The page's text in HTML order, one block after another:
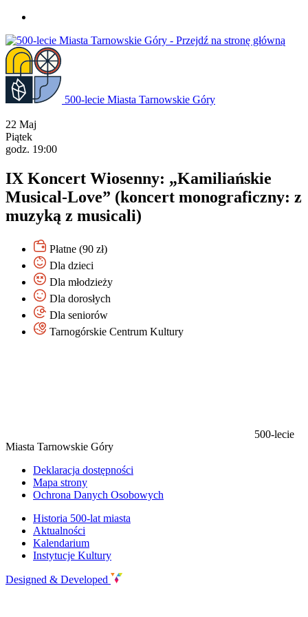
treści
500-lecie Miasta Tarnowskie Góry
22 Maj
Piątek
godz. 19:00
IX Koncert Wiosenny: „Kamiliańskie
Musical-Love” (koncert monograficzny: z
muzyką z musicali)
Płatne (90 zł)
Dla dzieci
Dla młodzieży
Dla dorosłych
Dla seniorów
Tarnogórskie Centrum Kultury
500-lecie
Miasta Tarnowskie Góry
Deklaracja dostępności
Mapa strony
Ochrona Danych Osobowych
Historia 500-lat miasta
Aktualności
Kalendarium
Instytucje Kultury
Designed & Developed